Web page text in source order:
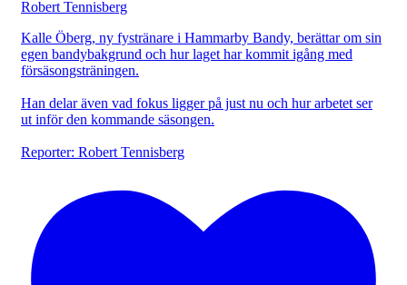
Kalle Öberg, ny fystränare i Hammarby Bandy, berättar om sin
egen bandybakgrund och hur laget har kommit igång med
försäsongsträningen.
Han delar även vad fokus ligger på just nu och hur arbetet ser
ut inför den kommande säsongen.
Reporter: Robert Tennisberg